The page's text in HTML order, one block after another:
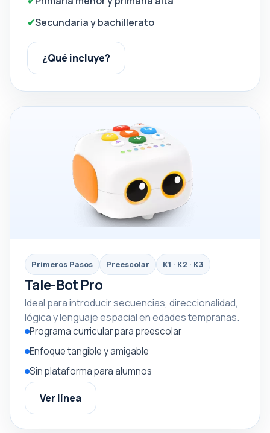
Secundaria y bachillerato
¿Qué incluye?
Primeros Pasos Preescolar K1 · K2 · K3
Tale-Bot Pro
Ideal para introducir secuencias, direccionalidad,
lógica y lenguaje espacial en edades tempranas.
Programa curricular para preescolar
Enfoque tangible y amigable
Sin plataforma para alumnos
Ver línea